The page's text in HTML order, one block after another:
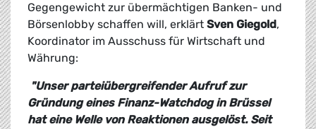
Gegengewicht zur übermächtigen Banken- und
Börsenlobby schaffen will, erklärt Sven Giegold,
Koordinator im Ausschuss für Wirtschaft und
Währung:
"Unser parteiübergreifender Aufruf zur
Gründung eines Finanz-Watchdog in Brüssel
hat eine Welle von Reaktionen ausgelöst. Seit